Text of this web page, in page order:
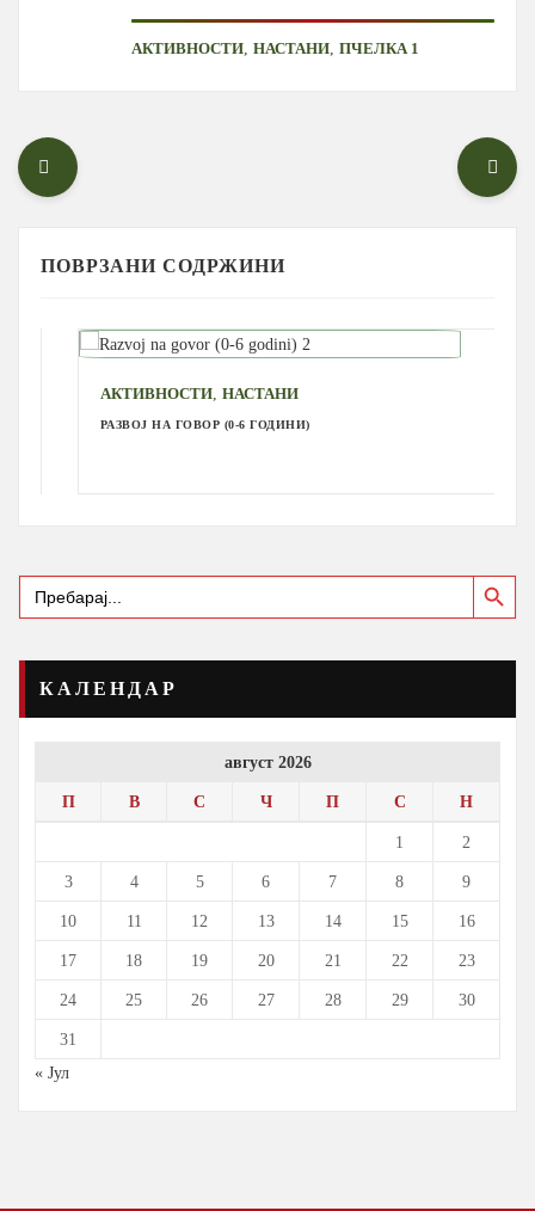
АКТИВНОСТИ ,НАСТАНИ ,ПЧЕЛКА 1
ПОВРЗАНИ СОДРЖИНИ
АКТИВНОСТИ,НАСТАНИ
РАЗВОЈ НА ГОВОР (0-6 ГОДИНИ)
Search
for:
Search Button
КАЛЕНДАР
август 2026
П В С Ч П С Н
1 2
3 4 5 6 7 8 9
10 11 12 13 14 15 16
17 18 19 20 21 22 23
24 25 26 27 28 29 30
31
« Јул